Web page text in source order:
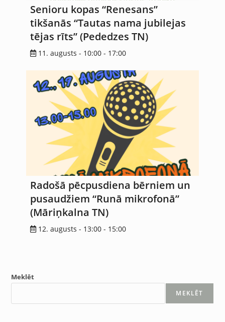
Senioru kopas “Renesans”
tikšanās “Tautas nama jubilejas
tējas rīts” (Pededzes TN)
11. augusts - 10:00 - 17:00
Radošā pēcpusdiena bērniem un
pusaudžiem “Runā mikrofonā”
(Māriņkalna TN)
12. augusts - 13:00 - 15:00
Meklēt
MEKLĒT